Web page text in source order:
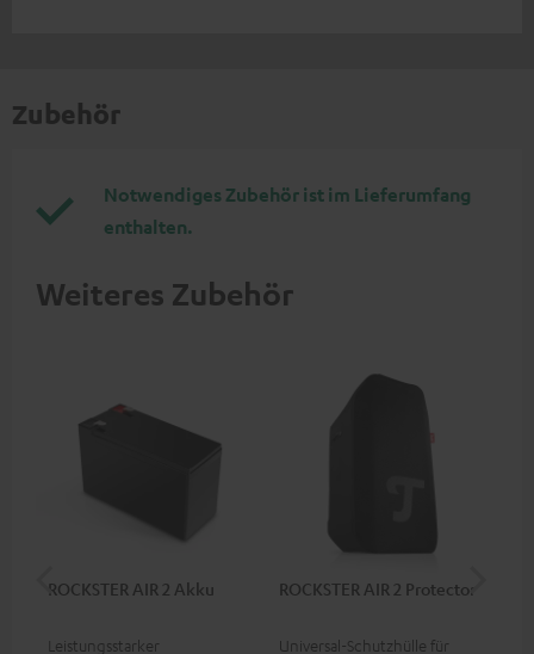
Zubehör
Notwendiges Zubehör ist im Lieferumfang
enthalten.
Weiteres Zubehör
ROCKSTER AIR 2 Akku
Leistungsstarker
ROCKSTER AIR 2 Protector
Universal-Schutzhülle für